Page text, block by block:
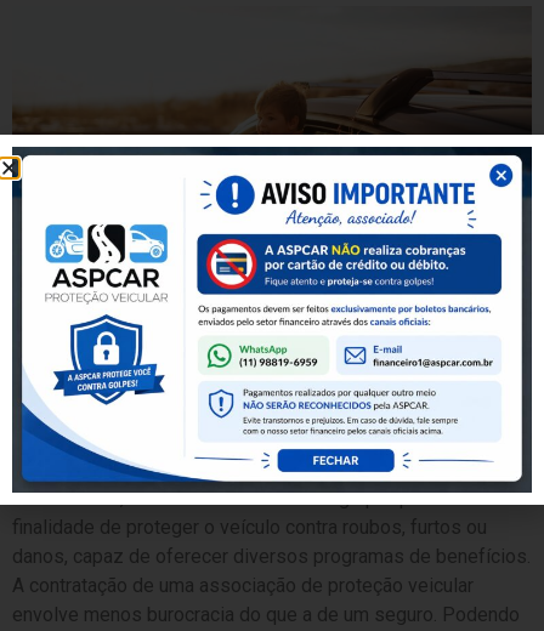
O QUE É UMA
ASSOCIAÇÃO
VEICULAR?
Pessoa jurídica de direito privado sem fins econômicos e /
ou lucrativos, de âmbito nacional é um grupo que tem a
finalidade de proteger o veículo contra roubos, furtos ou
danos, capaz de oferecer diversos programas de benefícios.
A contratação de uma associação de proteção veicular
envolve menos burocracia do que a de um seguro. Podendo